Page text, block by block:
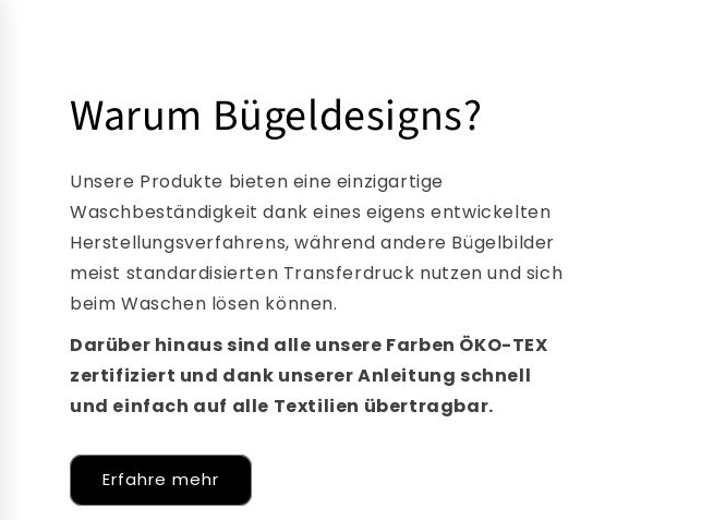
Warum Bügeldesigns?
Unsere Produkte bieten eine einzigartige
Waschbeständigkeit dank eines eigens entwickelten
Herstellungsverfahrens, während andere Bügelbilder
meist standardisierten Transferdruck nutzen und sich
beim Waschen lösen können.
Darüber hinaus sind alle unsere Farben ÖKO-TEX
zertifiziert und dank unserer Anleitung schnell
und einfach auf alle Textilien übertragbar.
Erfahre mehr